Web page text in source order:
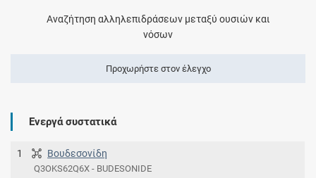
Αναζήτηση αλληλεπιδράσεων μεταξύ ουσιών και
νόσων
Προχωρήστε στον έλεγχο
Ενεργά συστατικά
1 Βουδεσονίδη
Q3OKS62Q6X - BUDESONIDE